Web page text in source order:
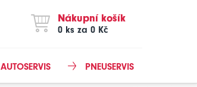
Nákupní košík
0 ks za 0 Kč
PNEUSERVIS
AUTOSERVIS